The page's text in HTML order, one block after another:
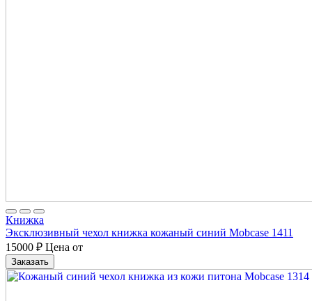
Книжка
Эксклюзивный чехол книжка кожаный синий Mobcase 1411
15000 ₽ Цена от
Заказать